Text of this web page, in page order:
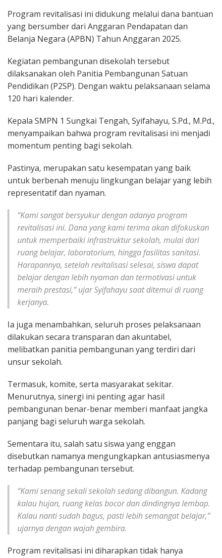
Program revitalisasi ini didukung melalui dana bantuan
yang bersumber dari Anggaran Pendapatan dan
Belanja Negara (APBN) Tahun Anggaran 2025.
Kegiatan pembangunan disekolah tersebut
dilaksanakan oleh Panitia Pembangunan Satuan
Pendidikan (P2SP). Dengan waktu pelaksanaan selama
120 hari kalender.
Kepala SMPN 1 Sungkai Tengah, Syifahayu, S.Pd., M.Pd.,
menyampaikan bahwa program revitalisasi ini menjadi
momentum penting bagi sekolah.
Pastinya, merupakan satu kesempatan yang baik
untuk berbenah menuju lingkungan belajar yang lebih
representatif dan nyaman.
“Kami sangat bersyukur dengan adanya program
revitalisasi ini. Dana yang kami terima akan difokuskan
untuk memperbaiki infrastruktur sekolah, mulai dari
ruang belajar, laboratorium, hingga fasilitas sanitasi.
Harapannya, setelah revitalisasi selesai, siswa dapat
belajar dengan lebih nyaman dan termotivasi untuk
meraih prestasi,” ujar Syifahayu saat ditemui di ruang
kerjanya.
Ia juga menambahkan, seluruh proses pelaksanaan
dilakukan secara transparan dan akuntabel,
melibatkan panitia pembangunan yang terdiri dari
unsur sekolah.
Termasuk, komite, serta masyarakat sekitar.
Menurutnya, sinergi ini penting agar hasil
pembangunan benar-benar memberi manfaat jangka
panjang bagi seluruh warga sekolah.
Sementara itu, salah satu siswa yang enggan
disebutkan namanya mengungkapkan antusiasmenya
terhadap pembangunan tersebut.
“Kami senang sekali sekolah sedang dibangun. Kadang
kalau hujan, ruang kelas bocor dan dindingnya lembap.
Kalau nanti sudah bagus, pasti lebih semangat belajar,”
ujarnya dengan wajah gembira.
Program revitalisasi ini diharapkan tidak hanya